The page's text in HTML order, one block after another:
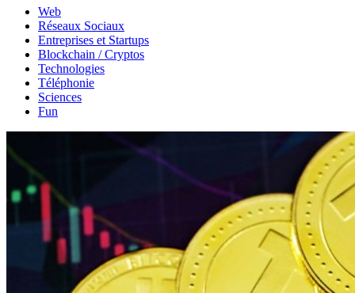
Web
Réseaux Sociaux
Entreprises et Startups
Blockchain / Cryptos
Technologies
Téléphonie
Sciences
Fun